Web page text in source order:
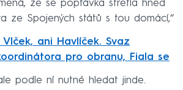
že se poptávka střetla hned
ze Spojených států s tou domácí,“
Vlček, ani Havlíček. Svaz
pro obranu, Fiala se
podle ní nutné hledat jinde.